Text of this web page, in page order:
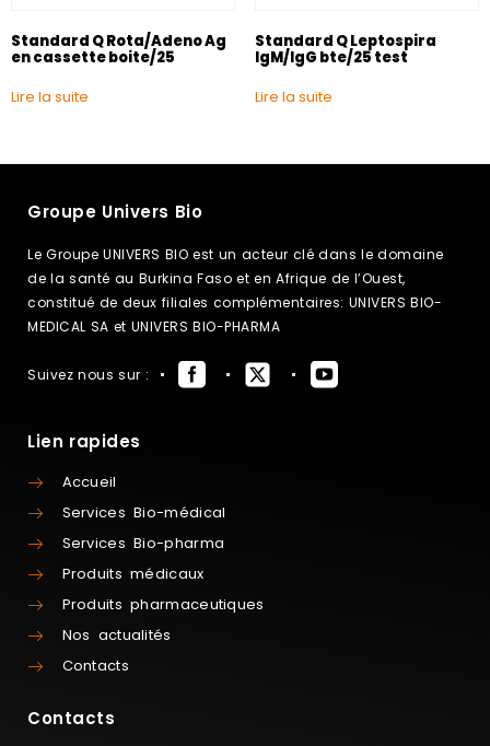
Standard Q Rota/Adeno Ag
en cassette boite/25
Lire la suite
Standard Q Leptospira
IgM/IgG bte/25 test
Lire la suite
Groupe Univers Bio
Le Groupe UNIVERS BIO est un acteur clé dans le domaine
de la santé au Burkina Faso et en Afrique de l’Ouest,
constitué de deux filiales complémentaires: UNIVERS BIO-
MEDICAL SA et UNIVERS BIO-PHARMA
Suivez nous sur :
Lien rapides
Accueil
Services Bio-médical
Services Bio-pharma
Produits médicaux
Produits pharmaceutiques
Nos actualités
Contacts
Contacts